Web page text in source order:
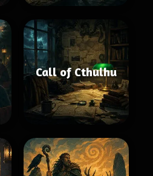
Call of Cthulhu